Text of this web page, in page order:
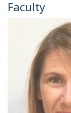
Faculty